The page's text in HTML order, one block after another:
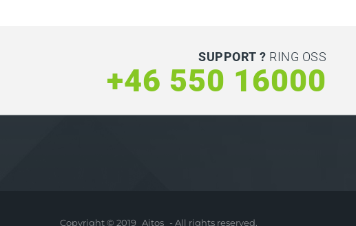
SUPPORT ? RING OSS
+46 550 16000
Copyright © 2019 Aitos - All rights reserved.